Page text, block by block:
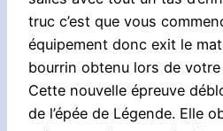
truc c’est que vous
équipement donc exit le
bourrin obtenu lors de
Cette nouvelle épreuve
de l’épée de Légende. Elle